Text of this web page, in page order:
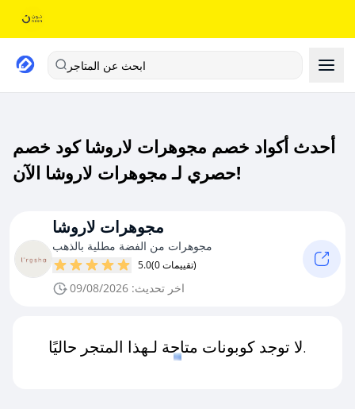
ابحث عن المتاجر
أحدث أكواد خصم مجوهرات لاروشا كود خصم
حصري لـ مجوهرات لاروشا الآن!
مجوهرات لاروشا
مجوهرات من الفضة مطلية بالذهب
5.0 (0 تقييمات)
اخر تحديث: 09/08/2026
لا توجد كوبونات متاحة لـهذا المتجر حاليًا.